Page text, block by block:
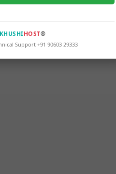
ದೇಸಾಯಿ ಸೇರಿದಂತೆ ಹಲವು ಗಣ್ಯರು
KHUSHIHOST®
Support +91 90603 29333